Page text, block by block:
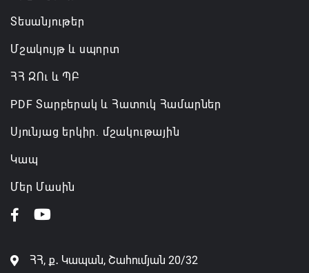
Տեսանյութեր
Մշակույթ և սպորտ
ՀՀ ԶՈւ և ՊԲ
PDF Տարբերակ և Հատուկ Համարներ
Սյունյաց երկիր. մշակութային
Կապ
Մեր Մասին
ՀՀ, ք․ Կապան, Շահումյան 20/32